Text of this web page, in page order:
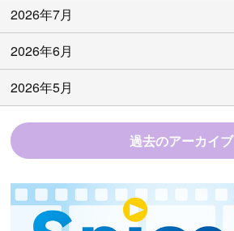
2026年7月
2026年6月
2026年5月
過去のアーカイブ